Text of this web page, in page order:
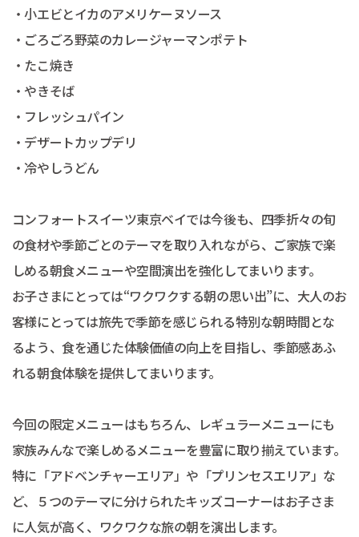
・小エビとイカのアメリケーヌソース
・ごろごろ野菜のカレージャーマンポテト
・たこ焼き
・やきそば
・フレッシュパイン
・デザートカップデリ
・冷やしうどん
コンフォートスイーツ東京ベイでは今後も、四季折々の旬
の食材や季節ごとのテーマを取り入れながら、ご家族で楽
しめる朝食メニューや空間演出を強化してまいります。
お子さまにとっては“ワクワクする朝の思い出”に、大人のお
客様にとっては旅先で季節を感じられる特別な朝時間とな
るよう、食を通じた体験価値の向上を目指し、季節感あふ
れる朝食体験を提供してまいります。
今回の限定メニューはもちろん、レギュラーメニューにも
家族みんなで楽しめるメニューを豊富に取り揃えています。
特に「アドベンチャーエリア」や「プリンセスエリア」な
ど、５つのテーマに分けられたキッズコーナーはお子さま
に人気が高く、ワクワクな旅の朝を演出します。